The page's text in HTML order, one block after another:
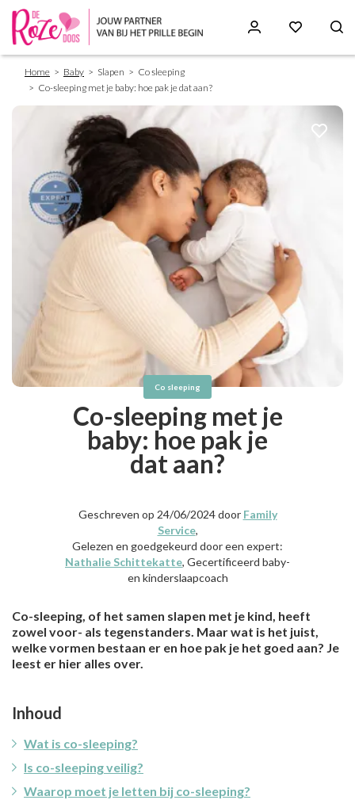
Breadcrumb
Home Baby Slapen
Co sleeping
Co-sleeping met je baby: hoe pak je dat aan?
Co sleeping
Co-sleeping met je
baby: hoe pak je
dat aan?
Geschreven op 24/06/2024 door Family
Service,
Gelezen en goedgekeurd door een expert:
Nathalie Schittekatte, Gecertificeerd baby-
en kinderslaapcoach
Co-sleeping, of het samen slapen met je kind, heeft
zowel voor- als tegenstanders. Maar wat is het juist,
welke vormen bestaan er en hoe pak je het goed aan? Je
leest er hier alles over.
Inhoud
Wat is co-sleeping?
Is co-sleeping veilig?
Waarop moet je letten bij co-sleeping?